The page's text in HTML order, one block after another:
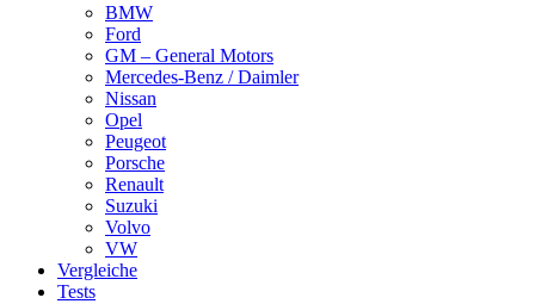
BMW
Ford
GM – General Motors
Mercedes-Benz / Daimler
Nissan
Opel
Peugeot
Porsche
Renault
Suzuki
Volvo
VW
Vergleiche
Tests